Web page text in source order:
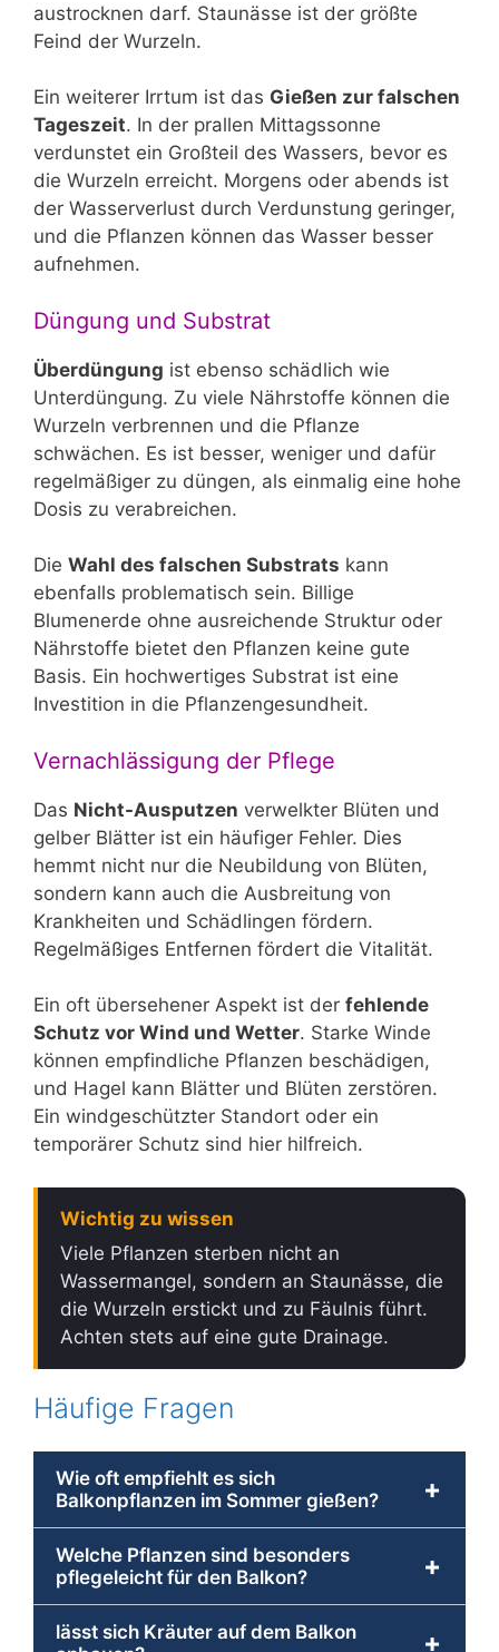
austrocknen darf. Staunässe ist der größte
Feind der Wurzeln.
Ein weiterer Irrtum ist das Gießen zur falschen
Tageszeit. In der prallen Mittagssonne
verdunstet ein Großteil des Wassers, bevor es
die Wurzeln erreicht. Morgens oder abends ist
der Wasserverlust durch Verdunstung geringer,
und die Pflanzen können das Wasser besser
aufnehmen.
Düngung und Substrat
Überdüngung ist ebenso schädlich wie
Unterdüngung. Zu viele Nährstoffe können die
Wurzeln verbrennen und die Pflanze
schwächen. Es ist besser, weniger und dafür
regelmäßiger zu düngen, als einmalig eine hohe
Dosis zu verabreichen.
Die Wahl des falschen Substrats kann
ebenfalls problematisch sein. Billige
Blumenerde ohne ausreichende Struktur oder
Nährstoffe bietet den Pflanzen keine gute
Basis. Ein hochwertiges Substrat ist eine
Investition in die Pflanzengesundheit.
Vernachlässigung der Pflege
Das Nicht-Ausputzen verwelkter Blüten und
gelber Blätter ist ein häufiger Fehler. Dies
hemmt nicht nur die Neubildung von Blüten,
sondern kann auch die Ausbreitung von
Krankheiten und Schädlingen fördern.
Regelmäßiges Entfernen fördert die Vitalität.
Ein oft übersehener Aspekt ist der fehlende
Schutz vor Wind und Wetter. Starke Winde
können empfindliche Pflanzen beschädigen,
und Hagel kann Blätter und Blüten zerstören.
Ein windgeschützter Standort oder ein
temporärer Schutz sind hier hilfreich.
Wichtig zu wissen
Viele Pflanzen sterben nicht an
Wassermangel, sondern an Staunässe, die
die Wurzeln erstickt und zu Fäulnis führt.
Achten stets auf eine gute Drainage.
Häufige Fragen
Wie oft empfiehlt es sich
Balkonpflanzen im Sommer gießen?
+
Welche Pflanzen sind besonders
pflegeleicht für den Balkon?
+
lässt sich Kräuter auf dem Balkon
+